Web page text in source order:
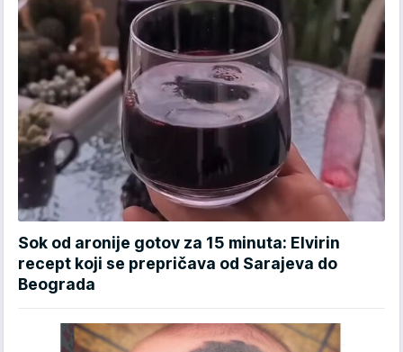
Sok od aronije gotov za 15 minuta: Elvirin
recept koji se prepričava od Sarajeva do
Beograda